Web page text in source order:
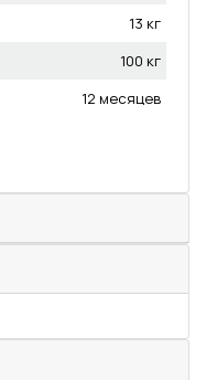
13 кг
100 кг
12 месяцев